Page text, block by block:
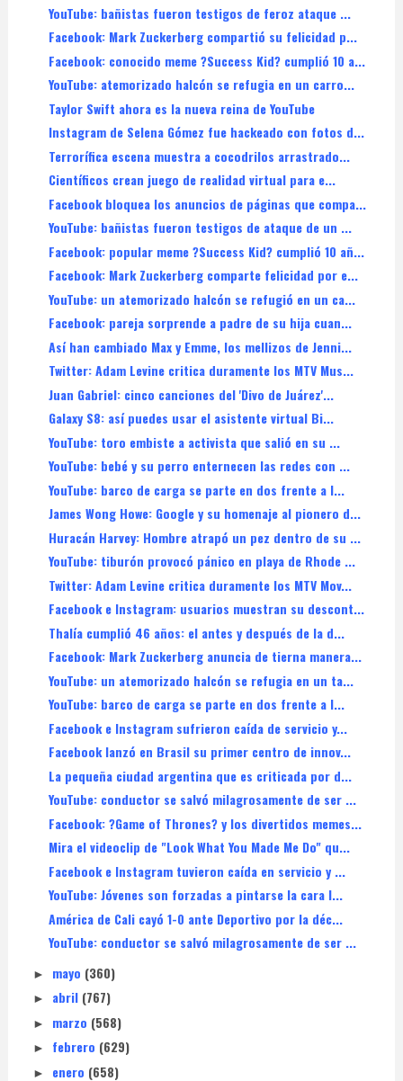
YouTube: bañistas fueron testigos de feroz ataque ...
Facebook: Mark Zuckerberg compartió su felicidad p...
Facebook: conocido meme ?Success Kid? cumplió 10 a...
YouTube: atemorizado halcón se refugia en un carro...
Taylor Swift ahora es la nueva reina de YouTube
Instagram de Selena Gómez fue hackeado con fotos d...
Terrorífica escena muestra a cocodrilos arrastrado...
Científicos crean juego de realidad virtual para e...
Facebook bloquea los anuncios de páginas que compa...
YouTube: bañistas fueron testigos de ataque de un ...
Facebook: popular meme ?Success Kid? cumplió 10 añ...
Facebook: Mark Zuckerberg comparte felicidad por e...
YouTube: un atemorizado halcón se refugió en un ca...
Facebook: pareja sorprende a padre de su hija cuan...
Así han cambiado Max y Emme, los mellizos de Jenni...
Twitter: Adam Levine critica duramente los MTV Mus...
Juan Gabriel: cinco canciones del 'Divo de Juárez'...
Galaxy S8: así puedes usar el asistente virtual Bi...
YouTube: toro embiste a activista que salió en su ...
YouTube: bebé y su perro enternecen las redes con ...
YouTube: barco de carga se parte en dos frente a l...
James Wong Howe: Google y su homenaje al pionero d...
Huracán Harvey: Hombre atrapó un pez dentro de su ...
YouTube: tiburón provocó pánico en playa de Rhode ...
Twitter: Adam Levine critica duramente los MTV Mov...
Facebook e Instagram: usuarios muestran su descont...
Thalía cumplió 46 años: el antes y después de la d...
Facebook: Mark Zuckerberg anuncia de tierna manera...
YouTube: un atemorizado halcón se refugia en un ta...
YouTube: barco de carga se parte en dos frente a l...
Facebook e Instagram sufrieron caída de servicio y...
Facebook lanzó en Brasil su primer centro de innov...
La pequeña ciudad argentina que es criticada por d...
YouTube: conductor se salvó milagrosamente de ser ...
Facebook: ?Game of Thrones? y los divertidos memes...
Mira el videoclip de "Look What You Made Me Do" qu...
Facebook e Instagram tuvieron caída en servicio y ...
YouTube: Jóvenes son forzadas a pintarse la cara l...
América de Cali cayó 1-0 ante Deportivo por la déc...
YouTube: conductor se salvó milagrosamente de ser ...
► mayo (360)
► abril (767)
► marzo (568)
► febrero (629)
► enero (658)